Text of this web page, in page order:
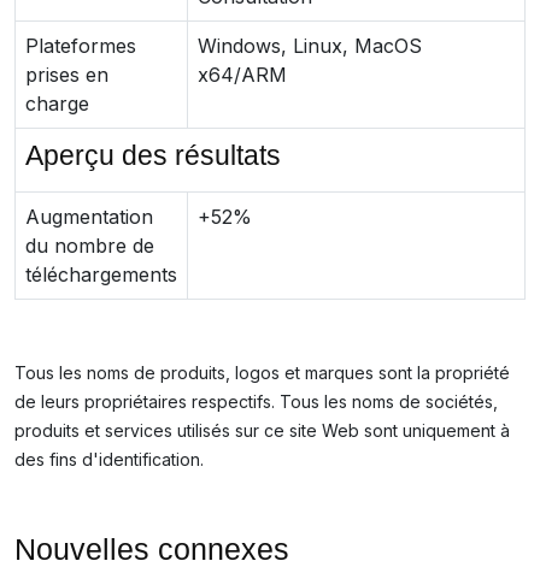
Plateformes
prises en
charge
Windows, Linux, MacOS
x64/ARM
Aperçu des résultats
Augmentation
du nombre de
téléchargements
+52%
Tous les noms de produits, logos et marques sont la propriété
de leurs propriétaires respectifs. Tous les noms de sociétés,
produits et services utilisés sur ce site Web sont uniquement à
des fins d'identification.
Nouvelles connexes